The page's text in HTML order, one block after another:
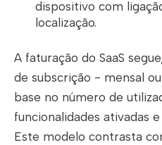
dispositivo com
localização.
A faturação do SaaS
de subscrição - mensal
base no número de
funcionalidades ativadas
Este modelo contrasta